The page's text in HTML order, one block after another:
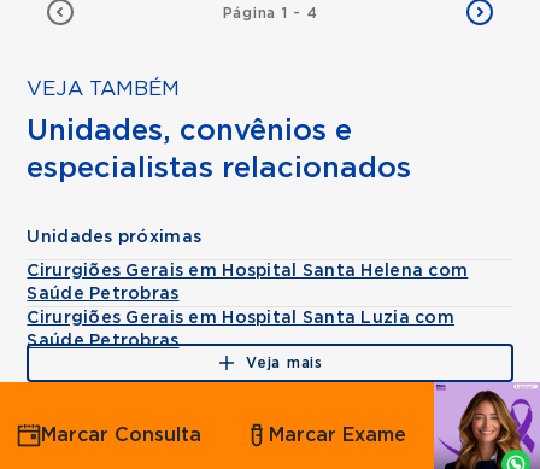
Página 1 - 4
VEJA TAMBÉM
Unidades, convênios e
especialistas relacionados
Unidades próximas
Cirurgiões Gerais em Hospital Santa Helena com
Saúde Petrobras
Cirurgiões Gerais em Hospital Santa Luzia com
Saúde Petrobras
Veja mais
Agende
por
Whatsapp
Marcar Consulta Marcar Exame